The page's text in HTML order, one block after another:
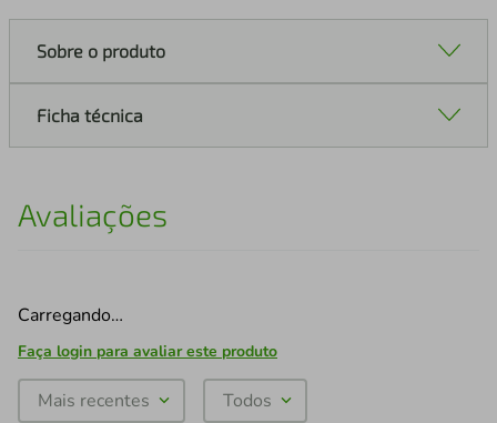
Sobre o produto
Ficha técnica
Avaliações
Carregando…
Faça login para avaliar este produto
Mais recentes Todos